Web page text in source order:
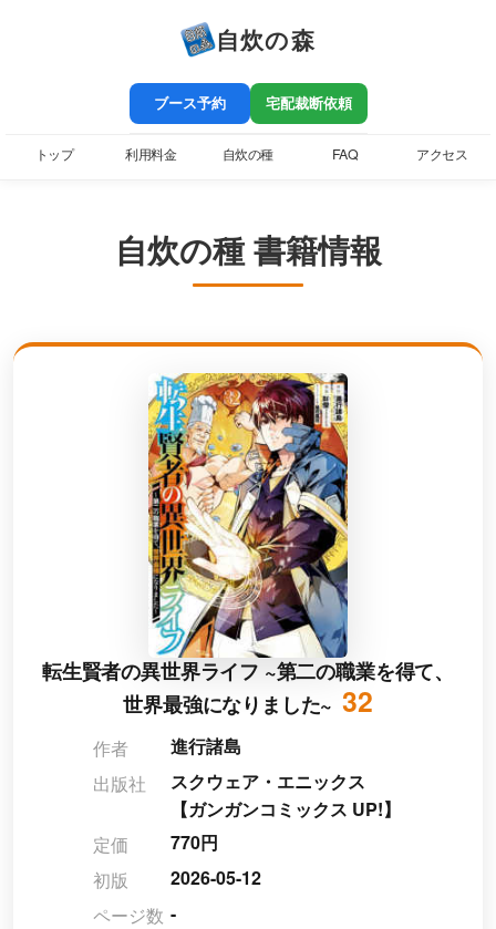
自炊の森
ブース予約 宅配裁断依頼
トップ 利用料金 自炊の種 FAQ アクセス
自炊の種 書籍情報
転生賢者の異世界ライフ ~第二の職業を得て、
世界最強になりました~ 32
作者
進行諸島
出版社
スクウェア・エニックス
【ガンガンコミックス UP!】
定価
770円
初版
2026-05-12
ページ数 -